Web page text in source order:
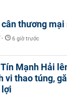
cân thương
- 6 giờ trước
Tín Mạnh Hải
vi thao túng,